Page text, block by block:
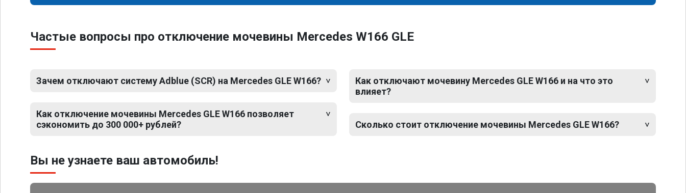
Частые вопросы про отключение мочевины Mercedes W166 GLE
Зачем отключают систему Adblue (SCR) на Mercedes GLE W166?
Как отключение мочевины Mercedes GLE W166 позволяет
сэкономить до 300 000+ рублей?
Как отключают мочевину Mercedes GLE W166 и на что это
влияет?
Сколько стоит отключение мочевины Mercedes GLE W166?
Вы не узнаете ваш автомобиль!